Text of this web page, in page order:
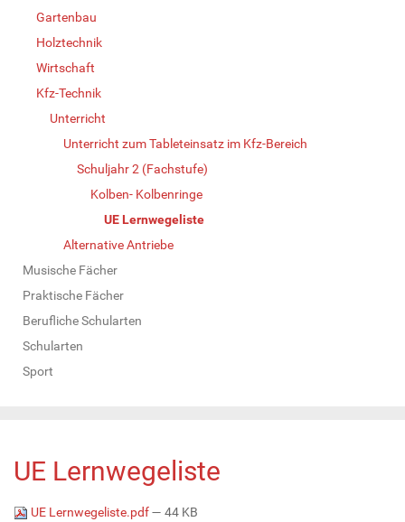
Gartenbau
Holztechnik
Wirtschaft
Kfz-Technik
Unterricht
Unterricht zum Tableteinsatz im Kfz-Bereich
Schuljahr 2 (Fachstufe)
Kolben- Kolbenringe
UE Lernwegeliste
Alternative Antriebe
Musische Fächer
Praktische Fächer
Berufliche Schularten
Schularten
Sport
UE Lernwegeliste
UE Lernwegeliste.pdf— 44 KB